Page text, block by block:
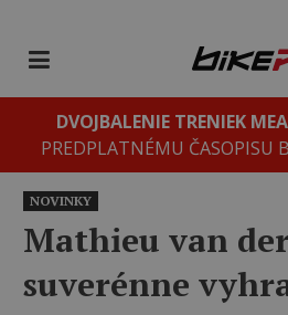
DVOJBALENIE TRENIEK
PREDPLATNÉMU ČASOPISU
NOVINKY
Mathieu van
suverénne